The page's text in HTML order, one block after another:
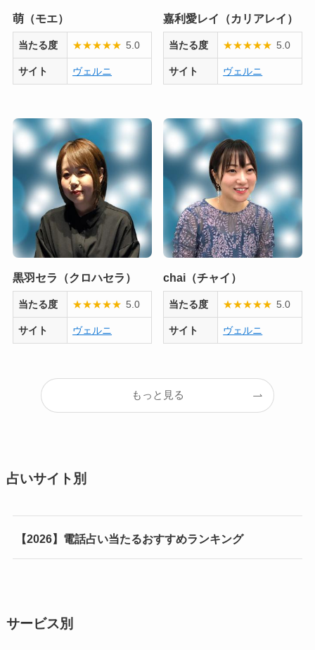
萌（モエ）
当たる度 ★★★★★ 5.0
サイト ヴェルニ
嘉利愛レイ（カリアレイ）
当たる度 ★★★★★ 5.0
サイト ヴェルニ
黒羽セラ（クロハセラ）
当たる度 ★★★★★ 5.0
サイト ヴェルニ
chai（チャイ）
当たる度 ★★★★★ 5.0
サイト ヴェルニ
もっと見る
占いサイト別
【2026】電話占い当たるおすすめランキング
サービス別